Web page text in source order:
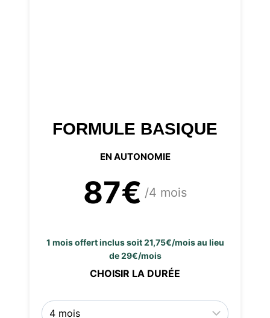
FORMULE BASIQUE
EN AUTONOMIE
87€ /4 mois
1 mois offert inclus soit 21,75€/mois au lieu
de 29€/mois
CHOISIR LA DURÉE